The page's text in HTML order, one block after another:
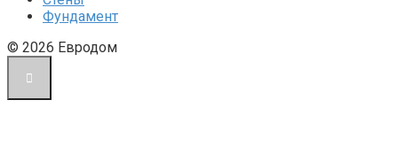
Фундамент
© 2026 Евродом